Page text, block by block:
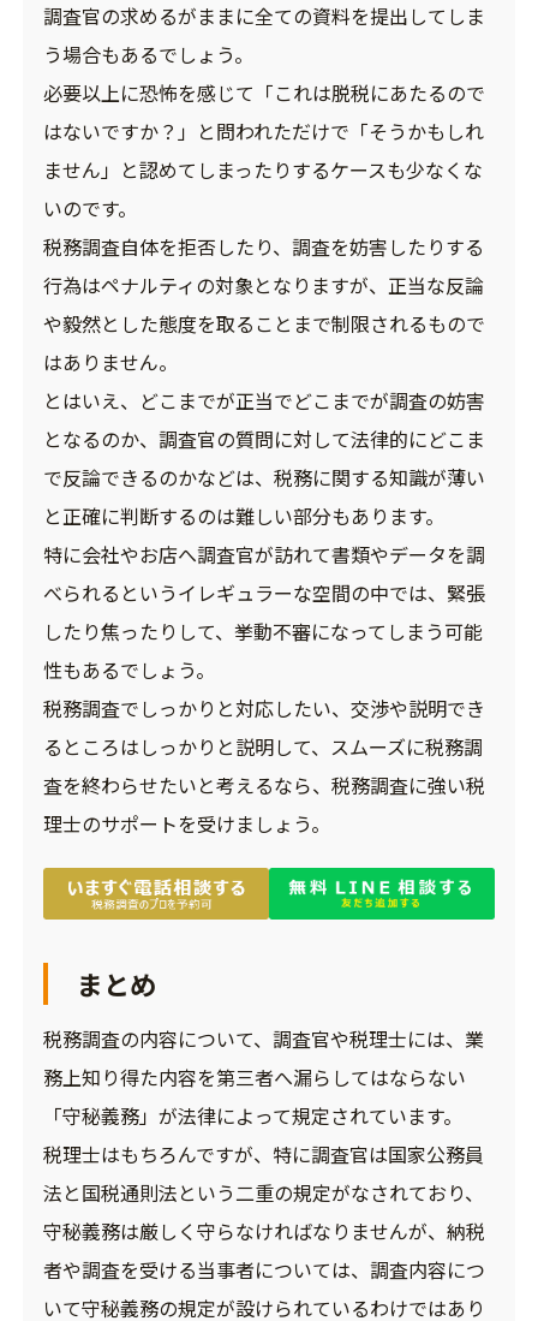
調査官の求めるがままに全ての資料を提出してしま
う場合もあるでしょう。
必要以上に恐怖を感じて「これは脱税にあたるので
はないですか？」と問われただけで「そうかもしれ
ません」と認めてしまったりするケースも少なくな
いのです。
税務調査自体を拒否したり、調査を妨害したりする
行為はペナルティの対象となりますが、正当な反論
や毅然とした態度を取ることまで制限されるもので
はありません。
とはいえ、どこまでが正当でどこまでが調査の妨害
となるのか、調査官の質問に対して法律的にどこま
で反論できるのかなどは、税務に関する知識が薄い
と正確に判断するのは難しい部分もあります。
特に会社やお店へ調査官が訪れて書類やデータを調
べられるというイレギュラーな空間の中では、緊張
したり焦ったりして、挙動不審になってしまう可能
性もあるでしょう。
税務調査でしっかりと対応したい、交渉や説明でき
るところはしっかりと説明して、スムーズに税務調
査を終わらせたいと考えるなら、税務調査に強い税
理士のサポートを受けましょう。
まとめ
税務調査の内容について、調査官や税理士には、業
務上知り得た内容を第三者へ漏らしてはならない
「守秘義務」が法律によって規定されています。
税理士はもちろんですが、特に調査官は国家公務員
法と国税通則法という二重の規定がなされており、
守秘義務は厳しく守らなければなりませんが、納税
者や調査を受ける当事者については、調査内容につ
いて守秘義務の規定が設けられているわけではあり